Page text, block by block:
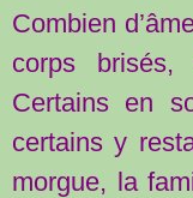
Combien
corps
Certains en
certains y
morgue, la